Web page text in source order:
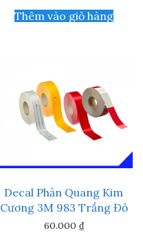
Thêm vào giỏ hàng
Decal Phản Quang Kim
Cương 3M 983 Trắng Đỏ
60.000 ₫